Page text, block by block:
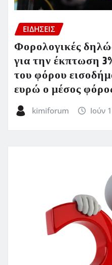
ΕΙΔΗΣΕΙΣ
Φορολογικές
για την έκπτωση
του φόρου
ευρώ ο μέσος
kimiforum Ιούν